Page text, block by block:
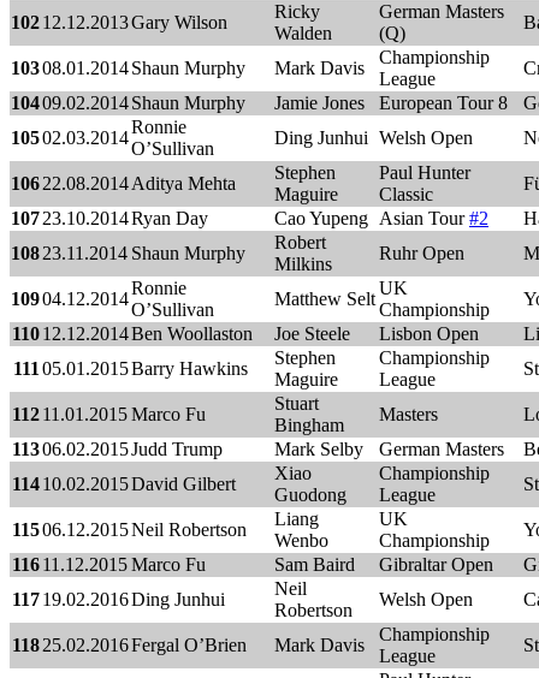
10212.12.2013Gary Wilson
Ricky
Walden
German Masters
(Q)
10308.01.2014Shaun Murphy Mark Davis
Championship
League
10409.02.2014Shaun Murphy Jamie Jones European Tour 8
10502.03.2014
Ronnie
O’Sullivan
Ding Junhui Welsh Open
10622.08.2014Aditya Mehta
Stephen
Maguire
Paul Hunter
Classic
10723.10.2014Ryan Day Cao Yupeng Asian Tour#2
10823.11.2014 Shaun Murphy
Robert
Milkins
Ruhr Open
10904.12.2014
Ronnie
O’Sullivan
Matthew Selt
UK
Championship
11012.12.2014Ben Woollaston Joe Steele Lisbon Open
111 05.01.2015Barry Hawkins
Stephen
Maguire
Championship
League
11211.01.2015Marco Fu
Stuart
Bingham
Masters
11306.02.2015Judd Trump Mark Selby German Masters
11410.02.2015David Gilbert
Xiao
Guodong
Championship
League
11506.12.2015Neil Robertson
Liang
Wenbo
UK
Championship
11611.12.2015Marco Fu Sam Baird Gibraltar Open
11719.02.2016Ding Junhui
Neil
Robertson
Welsh Open
11825.02.2016Fergal O’Brien Mark Davis
Championship
League